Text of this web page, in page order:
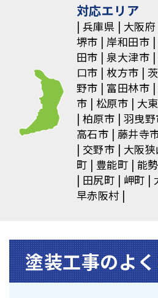
対応エリア
兵庫県 大阪府
堺市
岸和田市
田市
泉大津市
口市
枚方市
野市
富田林市
市
松原市 大
柏原市 羽曳
高石市
藤井寺
交野市
大阪
町
豊能町 能
田尻町
岬町
早赤阪村
塗装⼯事のよ